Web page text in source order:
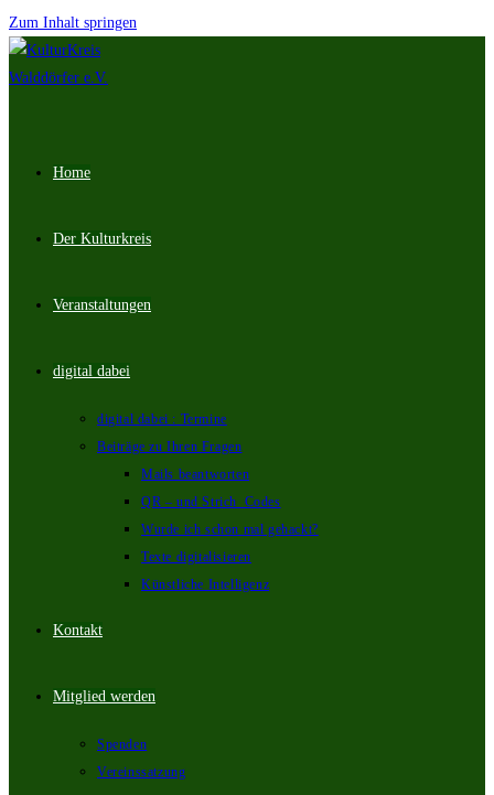
Zum Inhalt springen
Home
Der Kulturkreis
Veranstaltungen
digital dabei
digital dabei : Termine
Beiträge zu Ihren Fragen
Mails beantworten
QR – und Strich_Codes
Wurde ich schon mal gehackt?
Texte digitalisieren
Künstliche Intelligenz
Kontakt
Mitglied werden
Spenden
Vereinssatzung